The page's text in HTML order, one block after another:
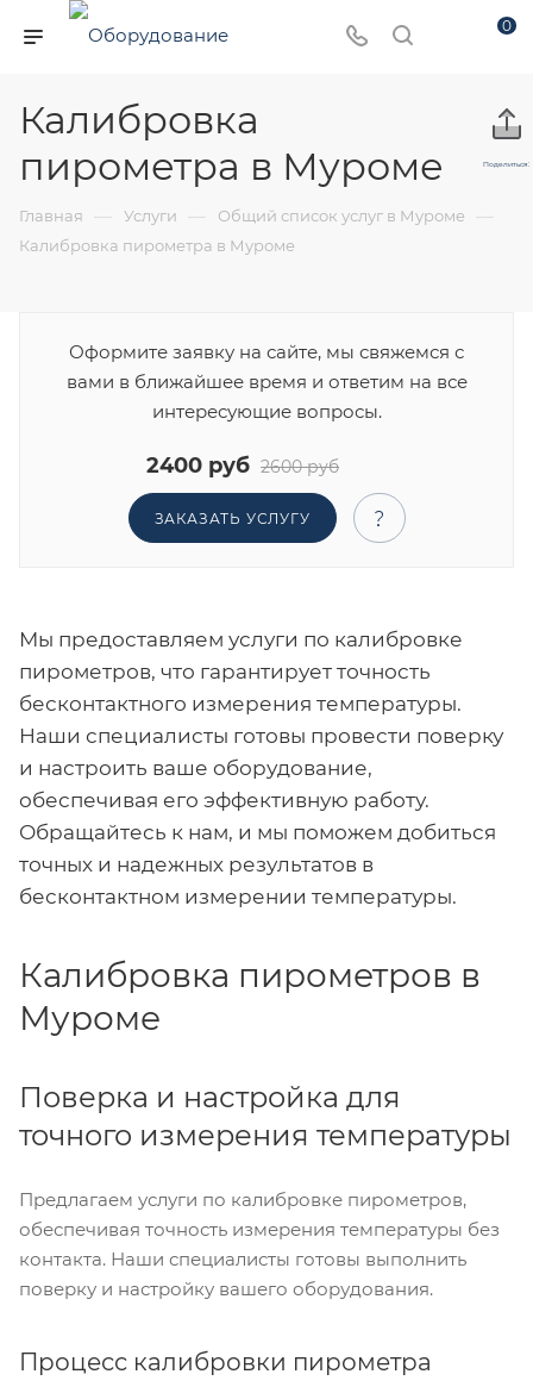
0
Поделиться:
Калибровка
пирометра в Муроме
Главная — Услуги — Общий список услуг в Муроме —
Калибровка пирометра в Муроме
Оформите заявку на сайте, мы свяжемся с
вами в ближайшее время и ответим на все
интересующие вопросы.
2400 руб 2600 руб
ЗАКАЗАТЬ УСЛУГУ
Мы предоставляем услуги по калибровке
пирометров, что гарантирует точность
бесконтактного измерения температуры.
Наши специалисты готовы провести поверку
и настроить ваше оборудование,
обеспечивая его эффективную работу.
Обращайтесь к нам, и мы поможем добиться
точных и надежных результатов в
бесконтактном измерении температуры.
Калибровка пирометров в
Муроме
Поверка и настройка для
точного измерения температуры
Предлагаем услуги по калибровке пирометров,
обеспечивая точность измерения температуры без
контакта. Наши специалисты готовы выполнить
поверку и настройку вашего оборудования.
Процесс калибровки пирометра